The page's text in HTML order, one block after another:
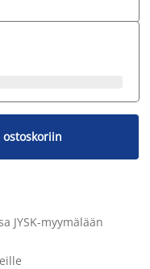
ostoskoriin
JYSK-myymälään